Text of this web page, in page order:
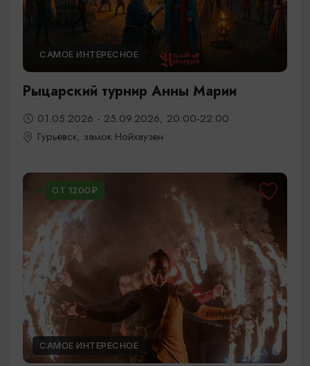
САМОЕ ИНТЕРЕСНОЕ
Рыцарский турнир Анны Марии
01.05.2026 - 25.09.2026, 20:00-22:00
Гурьевск, замок Нойхаузен
ОТ 1200₽
САМОЕ ИНТЕРЕСНОЕ